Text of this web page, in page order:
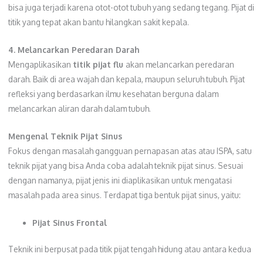
bisa juga terjadi karena otot-otot tubuh yang sedang tegang. Pijat di
titik yang tepat akan bantu hilangkan sakit kepala.
4. Melancarkan Peredaran Darah
Mengaplikasikan titik pijat flu akan melancarkan peredaran
darah. Baik di area wajah dan kepala, maupun seluruh tubuh. Pijat
refleksi yang berdasarkan ilmu kesehatan berguna dalam
melancarkan aliran darah dalam tubuh.
Mengenal Teknik Pijat Sinus
Fokus dengan masalah gangguan pernapasan atas atau ISPA, satu
teknik pijat yang bisa Anda coba adalah teknik pijat sinus. Sesuai
dengan namanya, pijat jenis ini diaplikasikan untuk mengatasi
masalah pada area sinus. Terdapat tiga bentuk pijat sinus, yaitu:
Pijat Sinus Frontal
Teknik ini berpusat pada titik pijat tengah hidung atau antara kedua